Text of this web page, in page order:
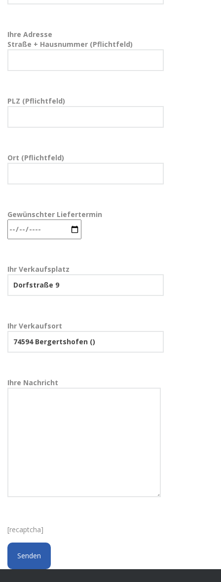
Ihre Adresse
Straße + Hausnummer (Pflichtfeld)
PLZ (Pflichtfeld)
Ort (Pflichtfeld)
Gewünschter Liefertermin
Ihr Verkaufsplatz
Ihr Verkaufsort
Ihre Nachricht
[recaptcha]